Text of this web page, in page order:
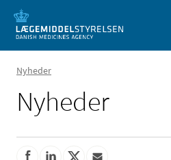
Nyheder
Nyheder